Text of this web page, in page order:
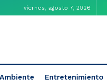
viernes, agosto 7, 2026
Entretenimiento